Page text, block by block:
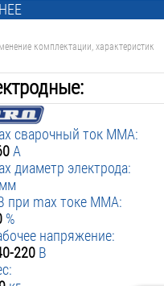
комплектации, характеристик
сварочный ток MMA:
А
диаметр электрода:
мм
при max токе MMA:
%
напряжение:
220 В